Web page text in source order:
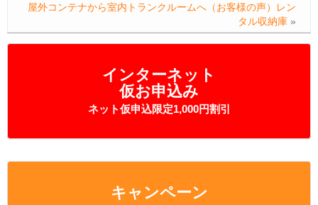
インターネット
仮お申込み
ネット仮申込限定1,000円割引
キャンペーン
屋外コンテナから室内トランクルームへ（お客様の声）レン
タル収納庫 »